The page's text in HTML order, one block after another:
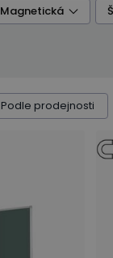
Magnetická
Podle prodejnosti